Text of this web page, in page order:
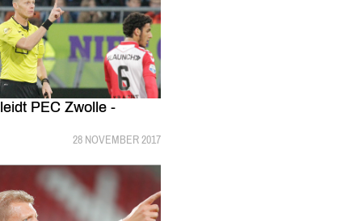
PEC Zwolle -
GEPUBLICEERD:
28 NOVEMBER 2017